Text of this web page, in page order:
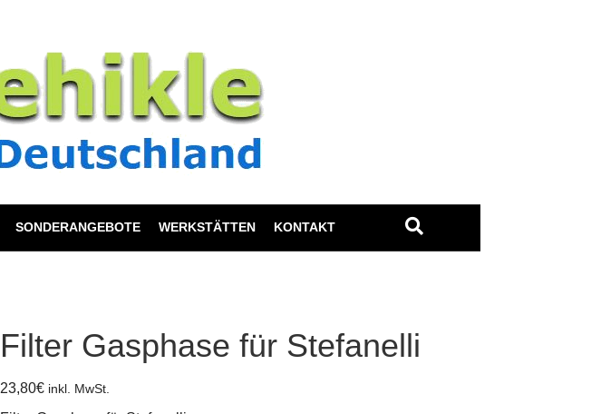
SONDERANGEBOTE WERKSTÄTTEN KONTAKT
Filter Gasphase für Stefanelli
23,80€ inkl. MwSt.